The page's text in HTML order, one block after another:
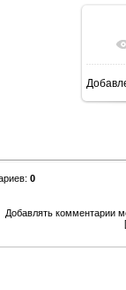
: 0
Добавлять комментарии